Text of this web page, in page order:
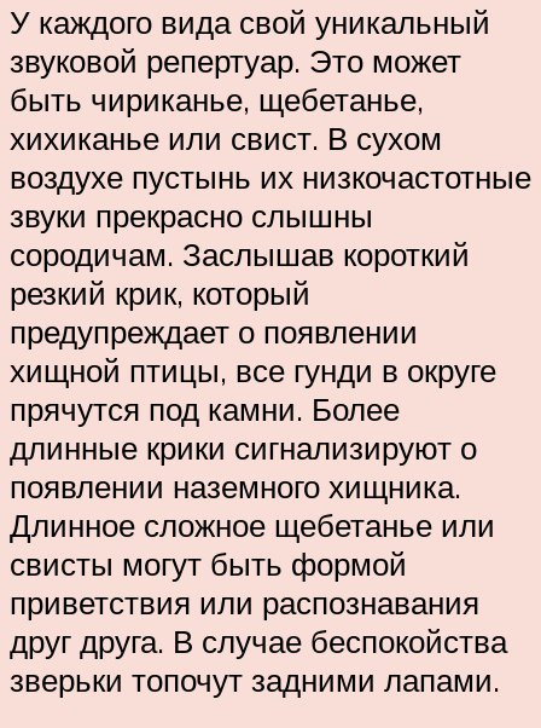
У каждого вида свой уникальный
звуковой репертуар. Это может
быть чириканье, щебетанье,
хихиканье или свист. В сухом
воздухе пустынь их низкочастотные
звуки прекрасно слышны
сородичам. Заслышав короткий
резкий крик, который
предупреждает о появлении
хищной птицы, все гунди в округе
прячутся под камни. Более
длинные крики сигнализируют о
появлении наземного хищника.
Длинное сложное щебетанье или
свисты могут быть формой
приветствия или распознавания
друг друга. В случае беспокойства
зверьки топочут задними лапами.